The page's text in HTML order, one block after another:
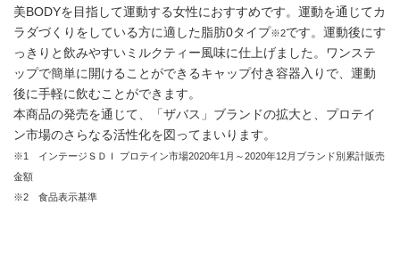
美BODYを目指して運動する女性におすすめです。運動を通じてカ
ラダづくりをしている方に適した脂肪0タイプ※2です。運動後にす
っきりと飲みやすいミルクティー風味に仕上げました。ワンステ
ップで簡単に開けることができるキャップ付き容器入りで、運動
後に手軽に飲むことができます。
本商品の発売を通じて、「ザバス」ブランドの拡大と、プロテイ
ン市場のさらなる活性化を図ってまいります。
※1 インテージＳＤＩ プロテイン市場2020年1月～2020年12月ブランド別累計販売
金額
※2 食品表示基準